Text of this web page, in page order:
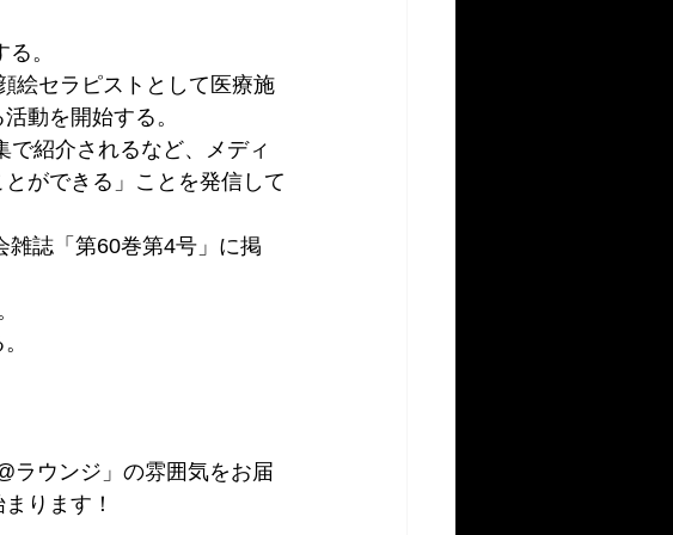
。
絵セラピストとして医療施
動を開始する。
で紹介されるなど、メディ
ができる」ことを発信して
雑誌「第60巻第4号」に掲
ラウンジ」の雰囲気をお届
ります！